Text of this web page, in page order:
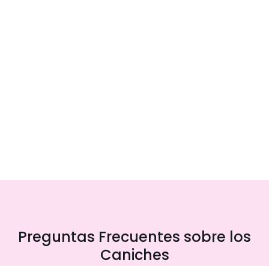
Preguntas Frecuentes sobre los
Caniches